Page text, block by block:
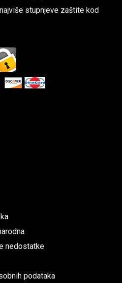
stupnjeve zaštite kod
nedostatke
podataka